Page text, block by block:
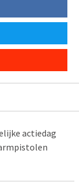
actiedag